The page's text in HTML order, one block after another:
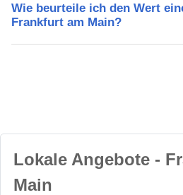
Wie beurteile ich den Wert
Frankfurt am Main?
Lokale Angebote -
Main